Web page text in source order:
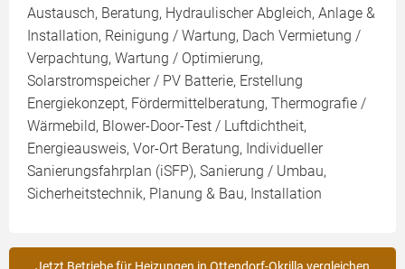
Austausch, Beratung, Hydraulischer Abgleich, Anlage &
Installation, Reinigung / Wartung, Dach Vermietung /
Verpachtung, Wartung / Optimierung,
Solarstromspeicher / PV Batterie, Erstellung
Energiekonzept, Fördermittelberatung, Thermografie /
Wärmebild, Blower-Door-Test / Luftdichtheit,
Energieausweis, Vor-Ort Beratung, Individueller
Sanierungsfahrplan (iSFP), Sanierung / Umbau,
Sicherheitstechnik, Planung & Bau, Installation